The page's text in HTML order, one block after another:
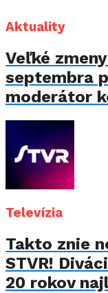
Aktuality
Veľké
septembra
moderátor
Televízia
Takto znie
STVR!
20 rokov